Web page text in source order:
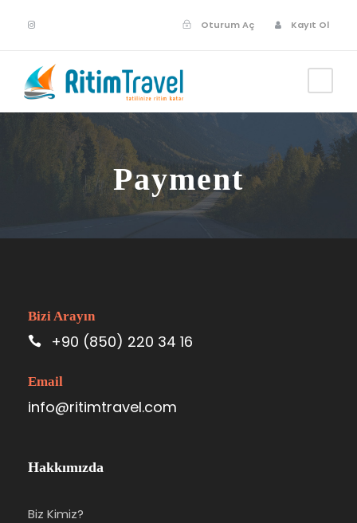
Oturum Aç Kayıt Ol
Payment
Bizi Arayın
+90 (850) 220 34 16
Email
info@ritimtravel.com
Hakkımızda
Biz Kimiz?